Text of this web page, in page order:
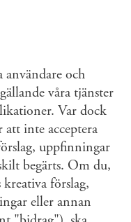
och
våra tjänster
Var dock
inte acceptera
uppfinningar
begärts. Om du,
förslag,
eller annan